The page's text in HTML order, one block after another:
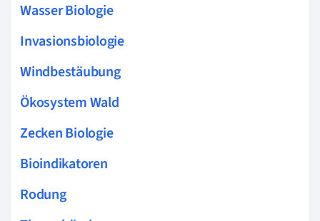
Wasser Biologie
Invasionsbiologie
Windbestäubung
Ökosystem Wald
Zecken Biologie
Bioindikatoren
Rodung